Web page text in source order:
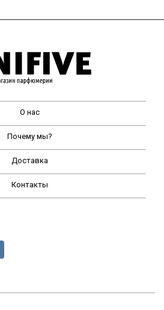
О нас
Почему мы?
Доставка
Контакты